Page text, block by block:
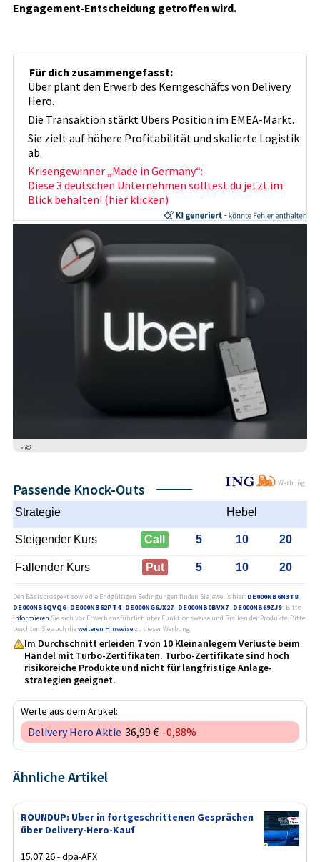
Engagement-Entscheidung getroffen wird.
Für dich zusammengefasst:
Uber plant den Erwerb des Kerngeschäfts von Delivery
Hero.
Die Transaktion stärkt Ubers Position im EMEA-Markt.
Sie zielt auf höhere Profitabilität und skalierte Logistik
ab.
Krisengewinner „Made in Germany“:
Diese 3 deutschen Unternehmen solltest du jetzt im
Blick behalten! (hier klicken)
- ©
Werbung
Passende Knock-Outs
Strategie Hebel
Steigender Kurs Call 5 10 20
Fallender Kurs Put 5 10 20
Den Basisprospekt sowie die Endgültigen Bedingungen finden Sie jeweils hier: DE000NB6N3T8,
DE000NB6QVQ6, DE000NB62PT4, DE000NG6JX27 , DE000NB0BVX7 , DE000NB69ZJ9. Bitte
informieren Sie sich vor Erwerb ausführlich über Funktionsweise und Risiken der Produkte. Bitte
beachten Sie auch dieweiteren Hinweise zu dieser Werbung.
Im Durchschnitt erleiden 7 von 10 Kleinanlegern Verluste beim
Handel mit Turbo-Zertifikaten. Turbo-Zertifikate sind hoch
risikoreiche Produkte und nicht für langfristige Anlage­
strategien geeignet.
Werte aus dem Artikel:
Delivery Hero Aktie 36,99 € -0,88%
Ähnliche Artikel
ROUNDUP: Uber in fortgeschrittenen Gesprächen
über Delivery-Hero-Kauf
15.07.26 - dpa-AFX